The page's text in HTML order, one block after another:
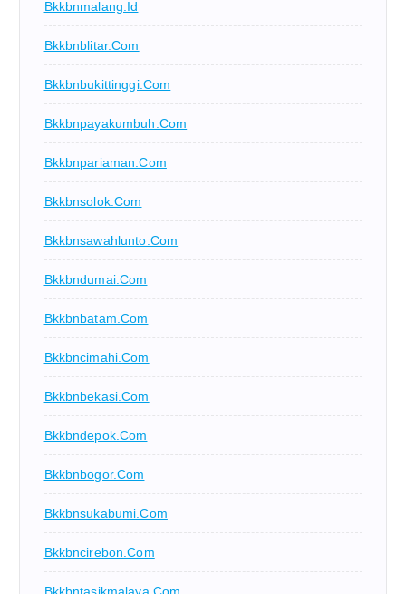
Bkkbnmalang.id
Bkkbnblitar.com
Bkkbnbukittinggi.com
Bkkbnpayakumbuh.com
Bkkbnpariaman.com
Bkkbnsolok.com
Bkkbnsawahlunto.com
Bkkbndumai.com
Bkkbnbatam.com
Bkkbncimahi.com
Bkkbnbekasi.com
Bkkbndepok.com
Bkkbnbogor.com
Bkkbnsukabumi.com
Bkkbncirebon.com
Bkkbntasikmalaya.com